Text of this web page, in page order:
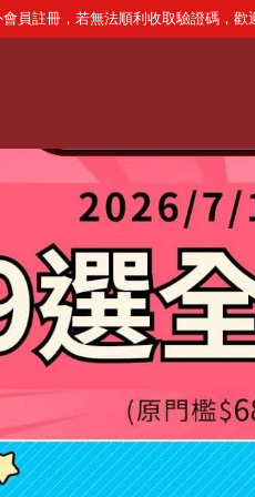
會員註冊，若無法順利收取驗證碼，